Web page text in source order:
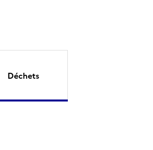
Déchets